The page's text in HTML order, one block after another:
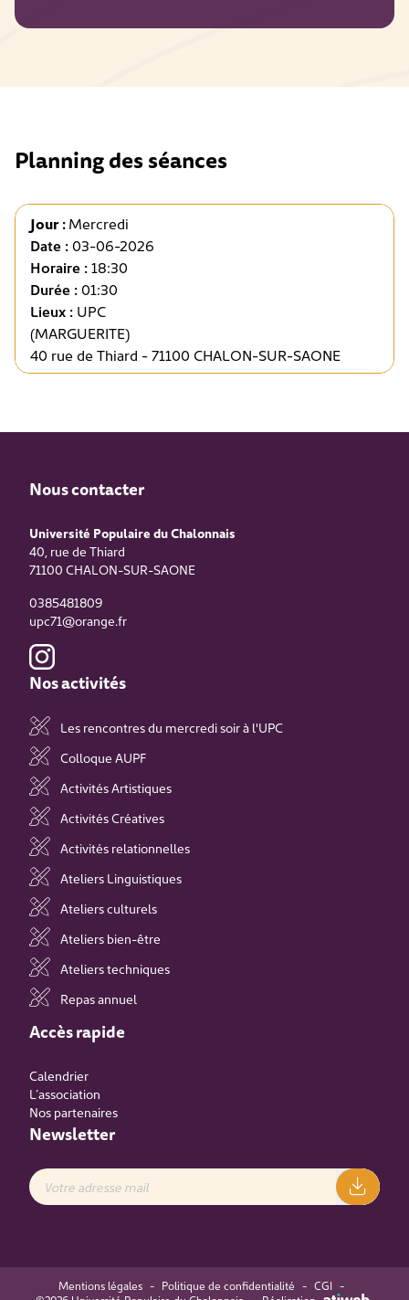
Planning des séances
Jour :Mercredi
Date :03-06-2026
Horaire :18:30
Durée :01:30
Lieux : UPC
(MARGUERITE)
40 rue de Thiard - 71100 CHALON-SUR-SAONE
Nous contacter
Université Populaire du Chalonnais
40, rue de Thiard
71100 CHALON-SUR-SAONE
0385481809
upc71@orange.fr
Nos activités
Les rencontres du mercredi soir à l'UPC
Colloque AUPF
Activités Artistiques
Activités Créatives
Activités relationnelles
Ateliers Linguistiques
Ateliers culturels
Ateliers bien-être
Ateliers techniques
Repas annuel
Accès rapide
Calendrier
L’association
Nos partenaires
Newsletter
Mentions légales - Politique de confidentialité - CGI -